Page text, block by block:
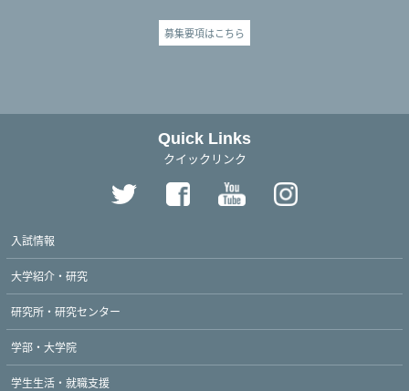
募集要項はこちら
Quick Links
クイックリンク
入試情報
大学紹介・研究
研究所・研究センター
学部・大学院
学生生活・就職支援